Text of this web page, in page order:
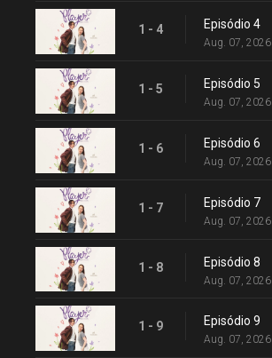
1 - 4 Episódio 4
Aug. 07, 2026
1 - 5 Episódio 5
Aug. 07, 2026
1 - 6 Episódio 6
Aug. 07, 2026
1 - 7 Episódio 7
Aug. 07, 2026
1 - 8 Episódio 8
Aug. 07, 2026
1 - 9 Episódio 9
Aug. 07, 2026